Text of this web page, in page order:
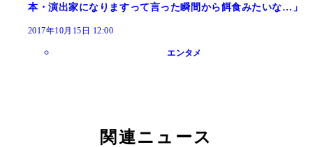
本・演出家になりますって言った瞬間から餌食みたいな…」
2017年10月15日 12:00
エンタメ
関連ニュース